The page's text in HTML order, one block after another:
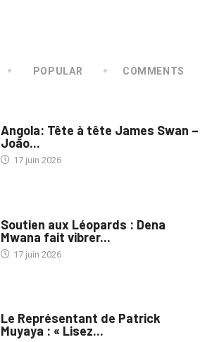
POPULAR COMMENTS
Angola: Tête à tête James Swan –
João...
17 juin 2026
Soutien aux Léopards : Dena
Mwana fait vibrer...
17 juin 2026
Le Représentant de Patrick
Muyaya : « Lisez...